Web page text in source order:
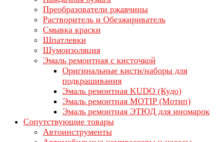
Преобразователи ржавчины
Растворитель и Обезжириватель
Смывка краски
Шпатлевки
Шумоизоляция
Эмаль ремонтная с кисточкой
Оригинальные кисти/наборы для
подкрашивания
Эмаль ремонтная KUDO (Кудо)
Эмаль ремонтная MOTIP (Мотип)
Эмаль ремонтная ЭТЮД для иномарок
Сопутствующие товары
Автоинструменты